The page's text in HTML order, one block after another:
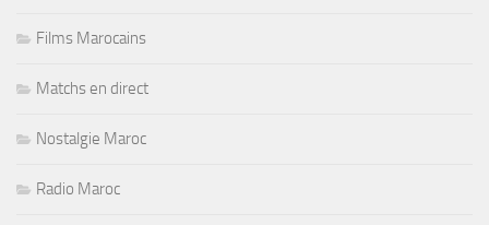
Films Marocains
Matchs en direct
Nostalgie Maroc
Radio Maroc